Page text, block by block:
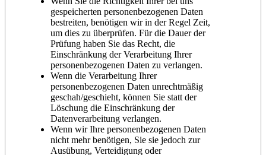
gespeicherten personenbezogenen Daten
bestreiten, benötigen wir in der Regel Zeit,
um dies zu überprüfen. Für die Dauer der
Prüfung haben Sie das Recht, die
Einschränkung der Verarbeitung Ihrer
personenbezogenen Daten zu verlangen.
Wenn die Verarbeitung Ihrer
personenbezogenen Daten unrechtmäßig
geschah/geschieht, können Sie statt der
Löschung die Einschränkung der
Datenverarbeitung verlangen.
Wenn wir Ihre personenbezogenen Daten
nicht mehr benötigen, Sie sie jedoch zur
Ausübung, Verteidigung oder